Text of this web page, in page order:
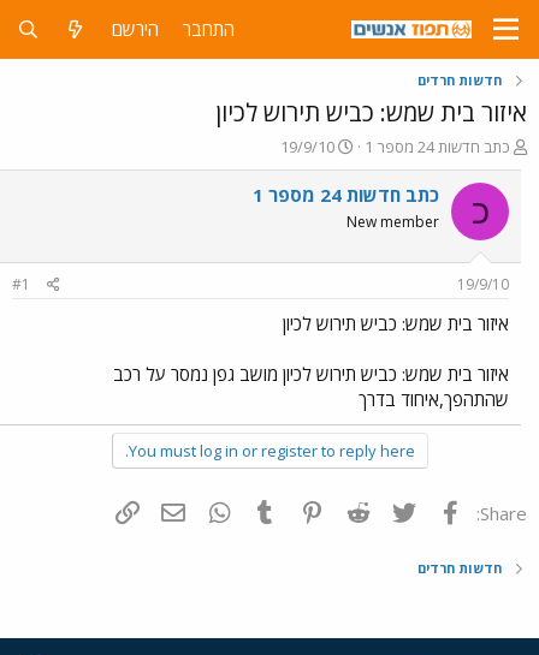
התחבר הירשם
חדשות חרדים
איזור בית שמש: כביש תירוש לכיון
פ
ו
ת
ח
ה
ו
ש
א
כתב חדשות 24 מספר 1
פ
ו
ר
ר
19/9/10
כ כתב חדשות 24 מספר 1
New member
19/9/10
#1
איזור בית שמש: כביש תירוש לכיון
איזור בית שמש: כביש תירוש לכיון מושב גפן נמסר על רכב
שהתהפך,איחוד בדרך
You must log in or register to reply here.
Share: פייסבוק Twitter
Reddit
Pinterest
Tumblr
WhatsAppדואר אלקטרוני
חדשות חרדים